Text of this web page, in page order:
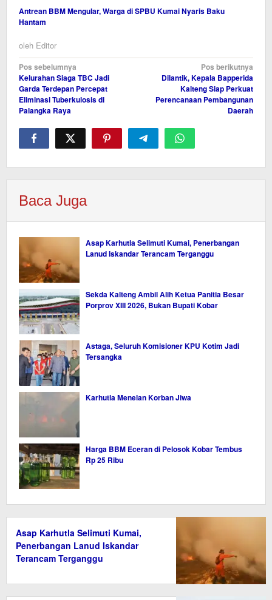
Antrean BBM Mengular, Warga di SPBU Kumai Nyaris Baku
Hantam
oleh Editor
Navigasi
pos
Pos sebelumnya
Kelurahan Siaga TBC Jadi
Garda Terdepan Percepat
Eliminasi Tuberkulosis di
Palangka Raya
Pos berikutnya
Dilantik, Kepala Bapperida
Kalteng Siap Perkuat
Perencanaan Pembangunan
Daerah
Baca Juga
Asap Karhutla Selimuti Kumai, Penerbangan
Lanud Iskandar Terancam Terganggu
Sekda Kalteng Ambil Alih Ketua Panitia Besar
Porprov XIII 2026, Bukan Bupati Kobar
Astaga, Seluruh Komisioner KPU Kotim Jadi
Tersangka
Karhutla Menelan Korban Jiwa
Harga BBM Eceran di Pelosok Kobar Tembus
Rp 25 Ribu
Asap Karhutla Selimuti Kumai,
Penerbangan Lanud Iskandar
Terancam Terganggu